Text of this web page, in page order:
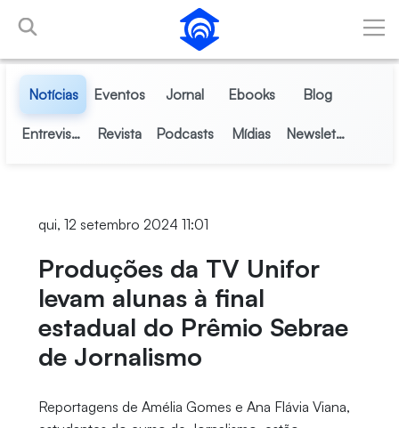
Pular para o Conteúdo principal
Notícias Eventos Jornal Ebooks Blog
Entrevistas Revista Podcasts Mídias Newsletter
qui, 12 setembro 2024 11:01
Produções da TV Unifor
levam alunas à final
estadual do Prêmio Sebrae
de Jornalismo
Reportagens de Amélia Gomes e Ana Flávia Viana,